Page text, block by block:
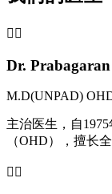
👨‍⚕️
Dr.
M.D(UNPAD)
主治医生，自
（OHD），擅长
👩‍⚕️